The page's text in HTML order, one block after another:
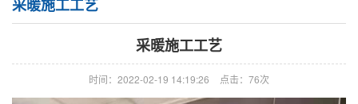
采暖施工工艺
采暖施工工艺
时间：2022-02-19 14:19:26 点击：76次